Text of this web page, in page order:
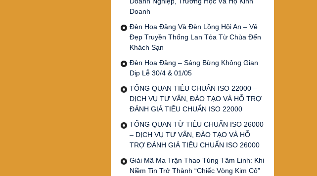
Doanh
Đèn Hoa Đăng Và Đèn Lồng Hội An – Vẻ
Đẹp Truyền Thống Lan Tỏa Từ Chùa Đến
Khách Sạn
Đèn Hoa Đăng – Sáng Bừng Không Gian
Dịp Lễ 30/4 & 01/05
TỔNG QUAN TIÊU CHUẨN ISO 22000 –
DỊCH VỤ TƯ VẤN, ĐÀO TẠO VÀ HỖ TRỢ
ĐÁNH GIÁ TIÊU CHUẨN ISO 22000
TỔNG QUAN TỪ TIÊU CHUẨN ISO 26000
– DỊCH VỤ TƯ VẤN, ĐÀO TẠO VÀ HỖ
TRỢ ĐÁNH GIÁ TIÊU CHUẨN ISO 26000
Giải Mã Ma Trận Thao Túng Tâm Linh: Khi
Niềm Tin Trở Thành “Chiếc Vòng Kim Cô”